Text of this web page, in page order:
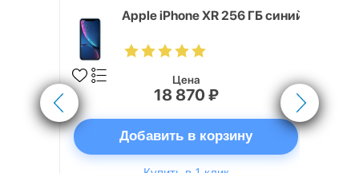
Apple iPhone XR 256 ГБ синий
Цена
18 870 ₽
Добавить в корзину